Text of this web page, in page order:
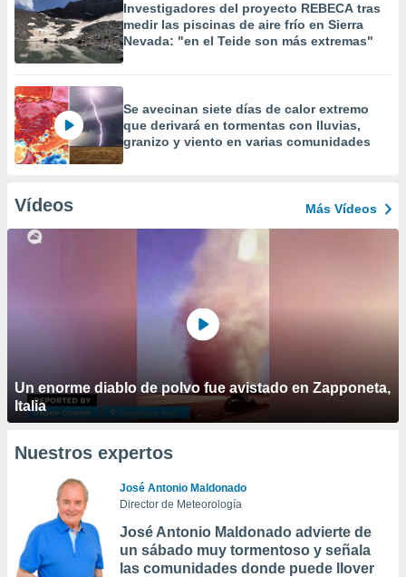
Investigadores del proyecto REBECA tras
medir las piscinas de aire frío en Sierra
Nevada: "en el Teide son más extremas"
Se avecinan siete días de calor extremo
que derivará en tormentas con lluvias,
granizo y viento en varias comunidades
Vídeos Más Vídeos
Un enorme diablo de polvo fue avistado en Zapponeta,
Italia
Nuestros expertos
José Antonio Maldonado
Director de Meteorología
José Antonio Maldonado advierte de
un sábado muy tormentoso y señala
las comunidades donde puede llover